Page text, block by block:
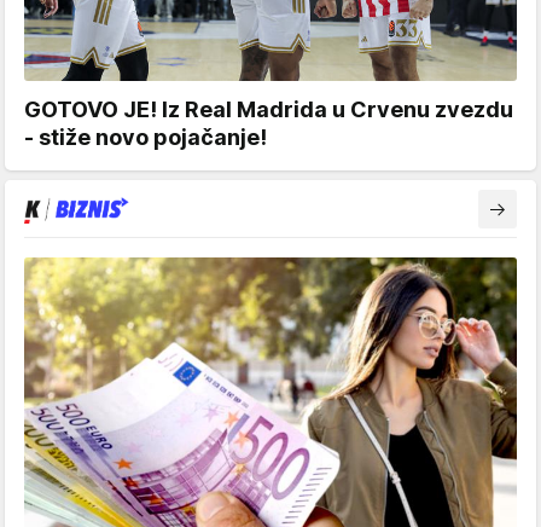
GOTOVO JE! Iz Real Madrida u Crvenu zvezdu
- stiže novo pojačanje!